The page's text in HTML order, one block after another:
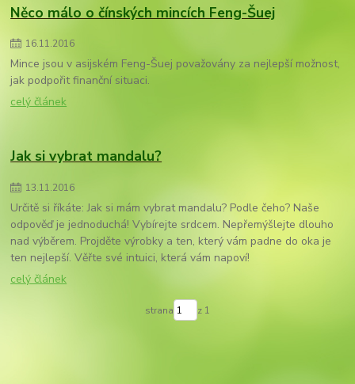
Něco málo o čínských mincích Feng-Šuej
16.11.2016
Mince jsou v asijském Feng-Šuej považovány za nejlepší možnost,
jak podpořit finanční situaci.
celý článek
Jak si vybrat mandalu?
13.11.2016
Určitě si říkáte: Jak si mám vybrat mandalu? Podle čeho? Naše
odpověď je jednoduchá! Vybírejte srdcem. Nepřemýšlejte dlouho
nad výběrem. Projděte výrobky a ten, který vám padne do oka je
ten nejlepší. Věřte své intuici, která vám napoví!
celý článek
strana z 1